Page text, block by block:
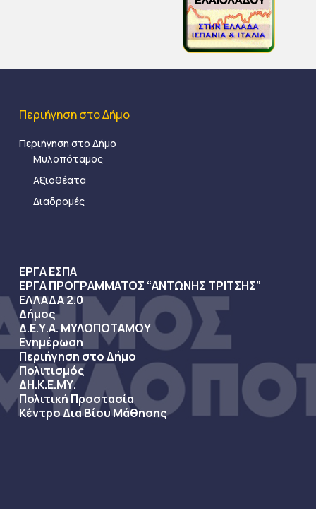
Περιήγηση στο Δήμο
Περιήγηση στο Δήμο
Μυλοπόταμος
Αξιοθέατα
Διαδρομές
ΕΡΓΑ ΕΣΠΑ
ΕΡΓΑ ΠΡΟΓΡΑΜΜΑΤΟΣ “ΑΝΤΩΝΗΣ ΤΡΙΤΣΗΣ”
ΕΛΛΑΔΑ 2.0
Δήμος
Δ.Ε.Υ.Α. ΜΥΛΟΠΟΤΑΜΟΥ
Ενημέρωση
Περιήγηση στο Δήμο
Πολιτισμός
ΔΗ.Κ.Ε.ΜΥ.
Πολιτική Προστασία
Κέντρο Δια Βίου Μάθησης